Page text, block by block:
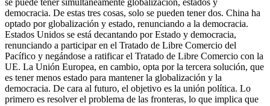
se puede tener simultáneamente globalización, estados y
democracia. De estas tres cosas, solo se pueden tener dos. China ha
optado por globalización y estado, renunciando a la democracia.
Estados Unidos se está decantando por Estado y democracia,
renunciando a participar en el Tratado de Libre Comercio del
Pacífico y negándose a ratificar el Tratado de Libre Comercio con la
UE. La Unión Europea, en cambio, opta por la tercera solución, que
es tener menos estado para mantener la globalización y la
democracia. De cara al futuro, el objetivo es la unión política. Lo
primero es resolver el problema de las fronteras, lo que implica que